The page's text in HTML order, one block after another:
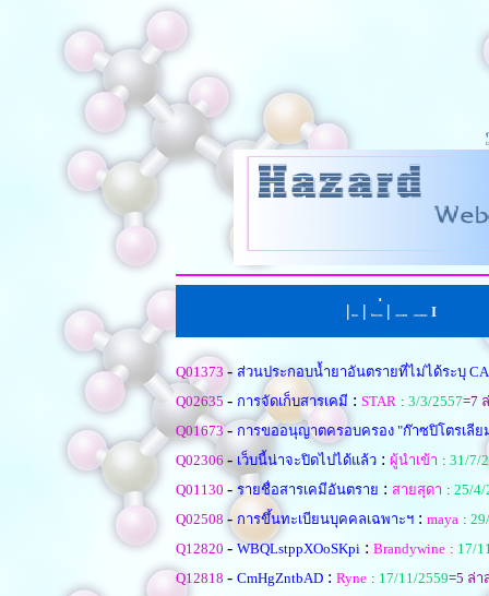
| | ่ | I
Q01373 - ส่วนประกอบน้ำยาอันตรายที่ไม่ได้ระบุ
Q02635 - การจัดเก็บสารเคมี : STAR : 3/3/2557=7
Q01673- การขออนุญาตครอบครอง "ก๊าซปิโตรเลีย
Q02306 -เว็บนี้น่าจะปิดไปได้แล้ว : ผู้นำเข้า : 31/7/
Q01130 - รายชื่อสารเคมีอันตราย : สายสุดา : 25/4/
Q02508 - การขึ้นทะเบียนบุคคลเฉพาะฯ : maya :
Q12820 - WBQLstppXOoSKpi : Brandywine : 17/
Q12818 - CmHgZntbAD : Ryne : 17/11/2559=5 ล่า